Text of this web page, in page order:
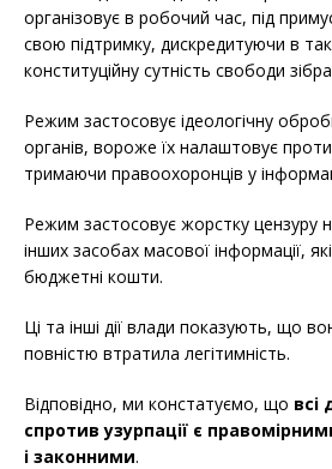
організовує в робочий час, під
свою підтримку, дискредитуючи в
конституційну сутність свободи
Режим застосовує ідеологічну
органів, вороже їх налаштовує
тримаючи правоохоронців у
Режим застосовує жорстку цензуру
інших засобах масової інформації,
бюджетні кошти.
Ці та інші дії влади показують, що
повністю втратила легітимність.
Відповідно, ми констатуємо, що всі
спротив узурпації є
і законними.